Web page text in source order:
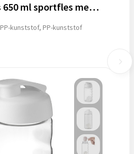
Baseline® Plus 650 ml sportfles met shaker bal
kunststof, PP-kunststof